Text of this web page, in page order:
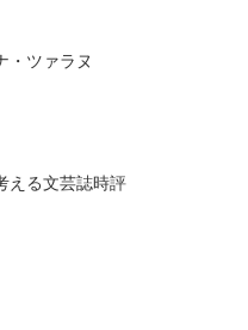
ツァラヌ
える文芸誌時評